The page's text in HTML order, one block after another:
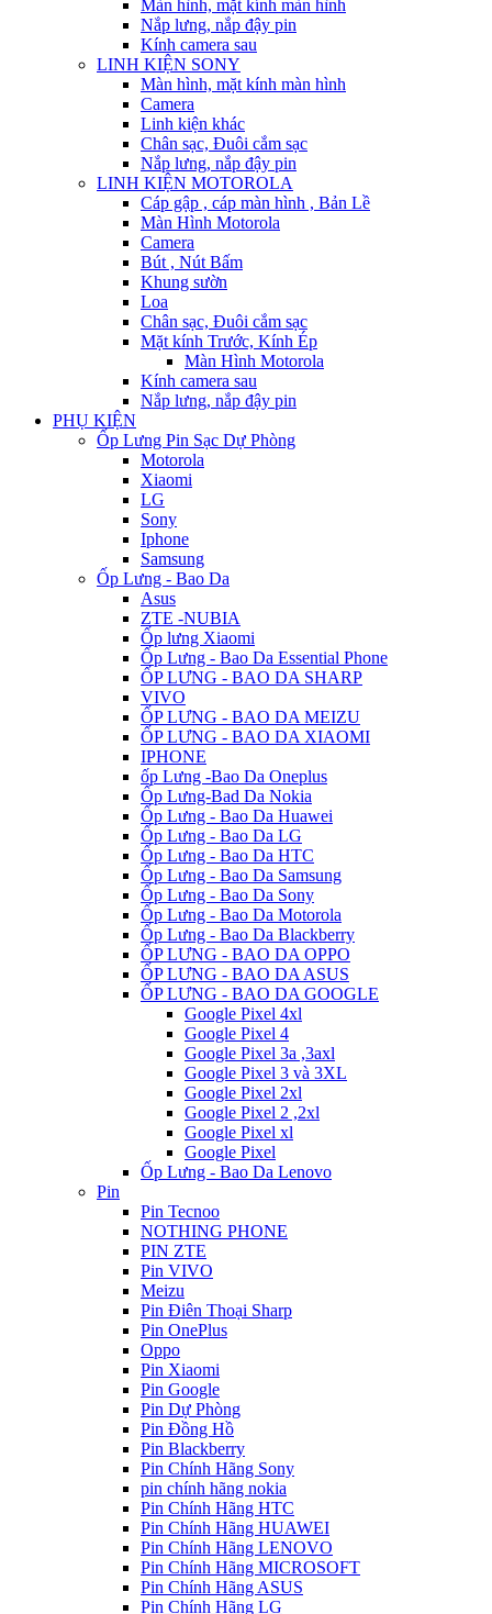
Màn hình, mặt kính màn hình
Nắp lưng, nắp đậy pin
Kính camera sau
LINH KIỆN SONY
Màn hình, mặt kính màn hình
Camera
Linh kiện khác
Chân sạc, Đuôi cắm sạc
Nắp lưng, nắp đậy pin
LINH KIỆN MOTOROLA
Cáp gập , cáp màn hình , Bản Lề
Màn Hình Motorola
Camera
Bút , Nút Bấm
Khung sườn
Loa
Chân sạc, Đuôi cắm sạc
Mặt kính Trước, Kính Ép
Màn Hình Motorola
Kính camera sau
Nắp lưng, nắp đậy pin
PHỤ KIỆN
Ốp Lưng Pin Sạc Dự Phòng
Motorola
Xiaomi
LG
Sony
Iphone
Samsung
Ốp Lưng - Bao Da
Asus
ZTE -NUBIA
Ốp lưng Xiaomi
Ốp Lưng - Bao Da Essential Phone
ỐP LƯNG - BAO DA SHARP
VIVO
ỐP LƯNG - BAO DA MEIZU
ỐP LƯNG - BAO DA XIAOMI
IPHONE
ốp Lưng -Bao Da Oneplus
Ốp Lưng-Bad Da Nokia
Ốp Lưng - Bao Da Huawei
Ốp Lưng - Bao Da LG
Ốp Lưng - Bao Da HTC
Ốp Lưng - Bao Da Samsung
Ốp Lưng - Bao Da Sony
Ốp Lưng - Bao Da Motorola
Ốp Lưng - Bao Da Blackberry
ỐP LƯNG - BAO DA OPPO
ỐP LƯNG - BAO DA ASUS
ỐP LƯNG - BAO DA GOOGLE
Google Pixel 4xl
Google Pixel 4
Google Pixel 3a ,3axl
Google Pixel 3 và 3XL
Google Pixel 2xl
Google Pixel 2 ,2xl
Google Pixel xl
Google Pixel
Ốp Lưng - Bao Da Lenovo
Pin
Pin Tecnoo
NOTHING PHONE
PIN ZTE
Pin VIVO
Meizu
Pin Điên Thoại Sharp
Pin OnePlus
Oppo
Pin Xiaomi
Pin Google
Pin Dự Phòng
Pin Đồng Hồ
Pin Blackberry
Pin Chính Hãng Sony
pin chính hãng nokia
Pin Chính Hãng HTC
Pin Chính Hãng HUAWEI
Pin Chính Hãng LENOVO
Pin Chính Hãng MICROSOFT
Pin Chính Hãng ASUS
Pin Chính Hãng LG